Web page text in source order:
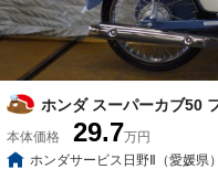
ホンダ スーパーカブ50
本体価格 29.7万円
ホンダサービス日野Ⅱ（愛媛県）